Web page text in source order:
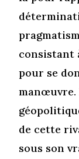
consistant
pour se
manœuvre.
de cette
sous son